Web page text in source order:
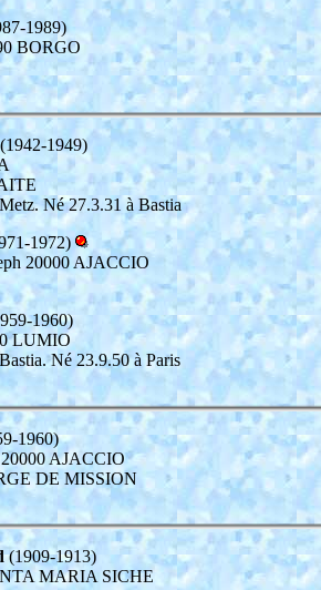
1989)
BORGO
1949)
Né 27.3.31 à Bastia
1972)
20000 AJACCIO
1960)
LUMIO
Né 23.9.50 à Paris
1960)
AJACCIO
DE MISSION
(1909-1913)
MARIA SICHE